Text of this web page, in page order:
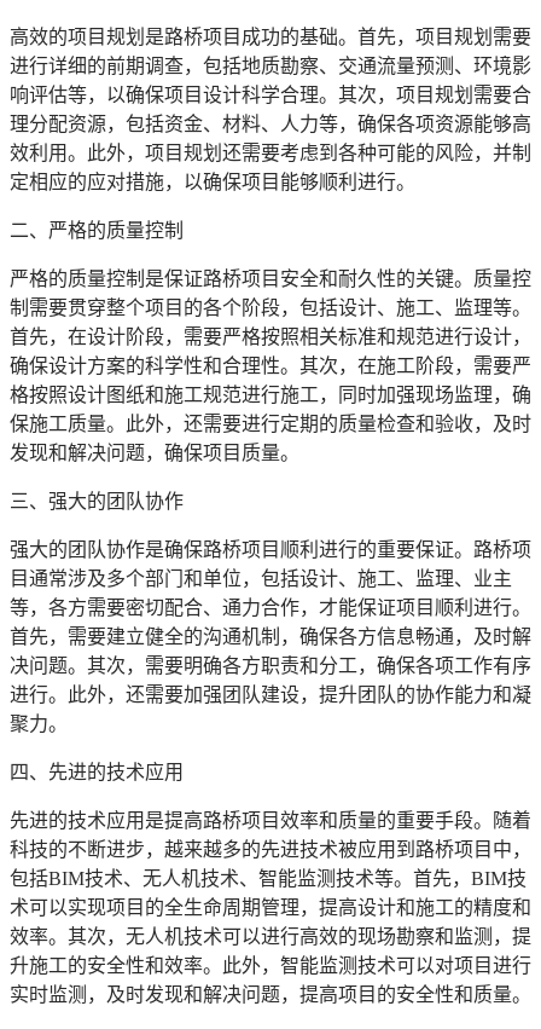
高效的项目规划是路桥项目成功的基础。首先，项目规划需要
进行详细的前期调查，包括地质勘察、交通流量预测、环境影
响评估等，以确保项目设计科学合理。其次，项目规划需要合
理分配资源，包括资金、材料、人力等，确保各项资源能够高
效利用。此外，项目规划还需要考虑到各种可能的风险，并制
定相应的应对措施，以确保项目能够顺利进行。
二、严格的质量控制
严格的质量控制是保证路桥项目安全和耐久性的关键。质量控
制需要贯穿整个项目的各个阶段，包括设计、施工、监理等。
首先，在设计阶段，需要严格按照相关标准和规范进行设计，
确保设计方案的科学性和合理性。其次，在施工阶段，需要严
格按照设计图纸和施工规范进行施工，同时加强现场监理，确
保施工质量。此外，还需要进行定期的质量检查和验收，及时
发现和解决问题，确保项目质量。
三、强大的团队协作
强大的团队协作是确保路桥项目顺利进行的重要保证。路桥项
目通常涉及多个部门和单位，包括设计、施工、监理、业主
等，各方需要密切配合、通力合作，才能保证项目顺利进行。
首先，需要建立健全的沟通机制，确保各方信息畅通，及时解
决问题。其次，需要明确各方职责和分工，确保各项工作有序
进行。此外，还需要加强团队建设，提升团队的协作能力和凝
聚力。
四、先进的技术应用
先进的技术应用是提高路桥项目效率和质量的重要手段。随着
科技的不断进步，越来越多的先进技术被应用到路桥项目中，
包括BIM技术、无人机技术、智能监测技术等。首先，BIM技
术可以实现项目的全生命周期管理，提高设计和施工的精度和
效率。其次，无人机技术可以进行高效的现场勘察和监测，提
升施工的安全性和效率。此外，智能监测技术可以对项目进行
实时监测，及时发现和解决问题，提高项目的安全性和质量。